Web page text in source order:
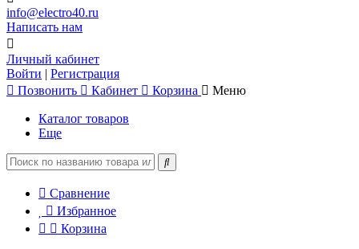
info@electro40.ru
Написать нам
Личный кабинет
Войти | Регистрация
Позвонить
Кабинет Корзина Меню
Каталог товаров
Еще
Сравнение
Избранное
Корзина